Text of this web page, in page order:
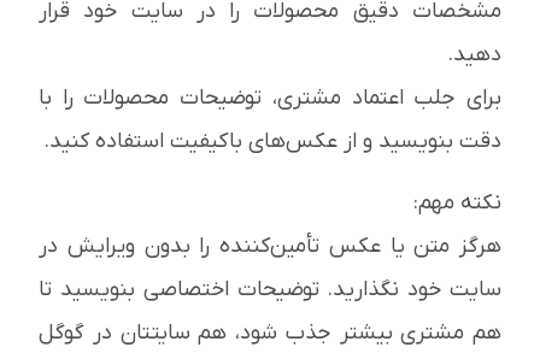
مشخصات دقیق محصولات را در سایت خود قرار
دهید.
برای جلب اعتماد مشتری، توضیحات محصولات را با
دقت بنویسید و از عکس‌های باکیفیت استفاده کنید.
نکته مهم:
هرگز متن یا عکس تأمین‌کننده را بدون ویرایش در
سایت خود نگذارید. توضیحات اختصاصی بنویسید تا
هم مشتری بیشتر جذب شود، هم سایتتان در گوگل